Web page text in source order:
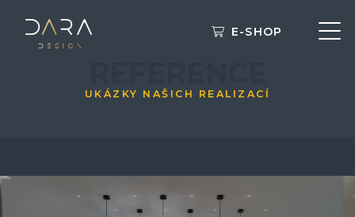
E-SHOP
UKÁZKY NAŠICH REALIZACÍ